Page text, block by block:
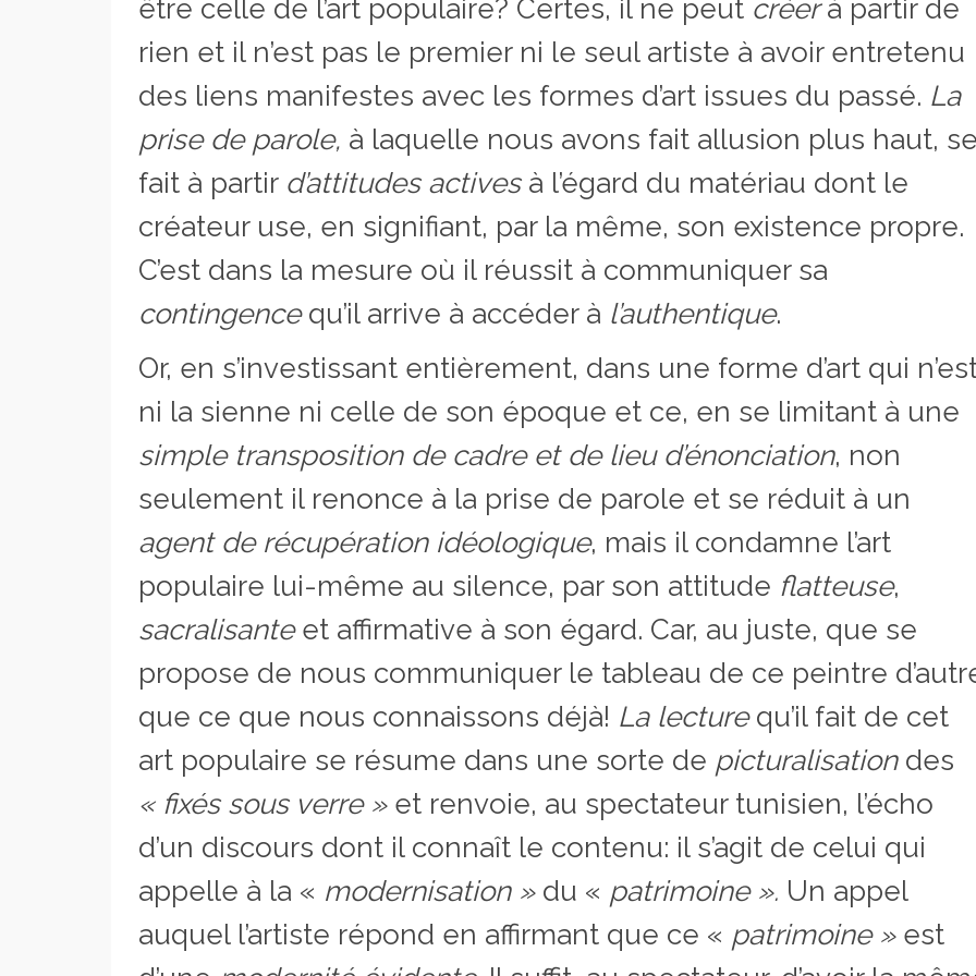
être celle de l’art populaire? Certes, il ne peut créerà partir de
rien et il n’est pas le premier ni le seul artiste à avoir entretenu
des liens manifestes avec les formes d’art issues du passé. La
prise de parole, à laquelle nous avons fait allusion plus haut,
fait à partir d’attitudes activesà l’égard du matériau dont le
créateur use, en signifiant, par la même, son existence propre.
C’est dans la mesure où il réussit à communiquer sa
contingencequ’il arrive à accéder à l’authentique.
Or, en s’investissant entièrement, dans une forme d’art qui
ni la sienne ni celle de son époque et ce, en se limitant à une
simple transposition de cadre et de lieu d’énonciation, non
seulement il renonce à la prise de parole et se réduit à un
agent de récupération idéologique, mais il condamne l’art
populaire lui-même au silence, par son attitude flatteuse,
sacralisanteet affirmative à son égard. Car, au juste, que se
propose de nous communiquer le tableau de ce peintre
que ce que nous connaissons déjà! La lecture qu’il fait de cet
art populaire se résume dans une sorte de picturalisationdes
« fixés sous verre »et renvoie, au spectateur tunisien, l’écho
d’un discours dont il connaît le contenu: il s’agit de celui qui
appelle à la « modernisation »du « patrimoine ». Un appel
auquel l’artiste répond en affirmant que ce « patrimoine » est